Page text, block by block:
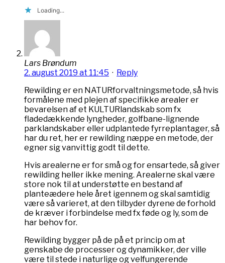
Loading...
Lars Brøndum
2. august 2019 at 11:45 · Reply
Rewilding er en NATURforvaltningsmetode, så hvis
formålene med plejen af specifikke arealer er
bevarelsen af et KULTURlandskab som fx
fladedækkende lyngheder, golfbane-lignende
parklandskaber eller udplantede fyrreplantager, så
har du ret, her er rewilding næppe en metode, der
egner sig vanvittig godt til dette.
Hvis arealerne er for små og for ensartede, så giver
rewilding heller ikke mening. Arealerne skal være
store nok til at understøtte en bestand af
planteædere hele året igennem og skal samtidig
være så varieret, at den tilbyder dyrene de forhold
de kræver i forbindelse med fx føde og ly, som de
har behov for.
Rewilding bygger på de på et princip om at
genskabe de processer og dynamikker, der ville
være til stede i naturlige og velfungerende